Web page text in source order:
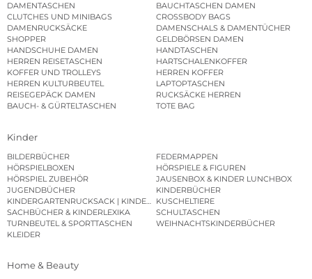
DAMENTASCHEN
BAUCHTASCHEN DAMEN
CLUTCHES UND MINIBAGS
CROSSBODY BAGS
DAMENRUCKSÄCKE
DAMENSCHALS & DAMENTÜCHER
SHOPPER
GELDBÖRSEN DAMEN
HANDSCHUHE DAMEN
HANDTASCHEN
HERREN REISETASCHEN
HARTSCHALENKOFFER
KOFFER UND TROLLEYS
HERREN KOFFER
HERREN KULTURBEUTEL
LAPTOPTASCHEN
REISEGEPÄCK DAMEN
RUCKSÄCKE HERREN
BAUCH- & GÜRTELTASCHEN
TOTE BAG
Kinder
BILDERBÜCHER
FEDERMAPPEN
HÖRSPIELBOXEN
HÖRSPIELE & FIGUREN
HÖRSPIEL ZUBEHÖR
JAUSENBOX & KINDER LUNCHBOX
JUGENDBÜCHER
KINDERBÜCHER
KINDERGARTENRUCKSACK | KINDERGARTENBEUTEL
KUSCHELTIERE
SACHBÜCHER & KINDERLEXIKA
SCHULTASCHEN
TURNBEUTEL & SPORTTASCHEN
WEIHNACHTSKINDERBÜCHER
KLEIDER
Home & Beauty